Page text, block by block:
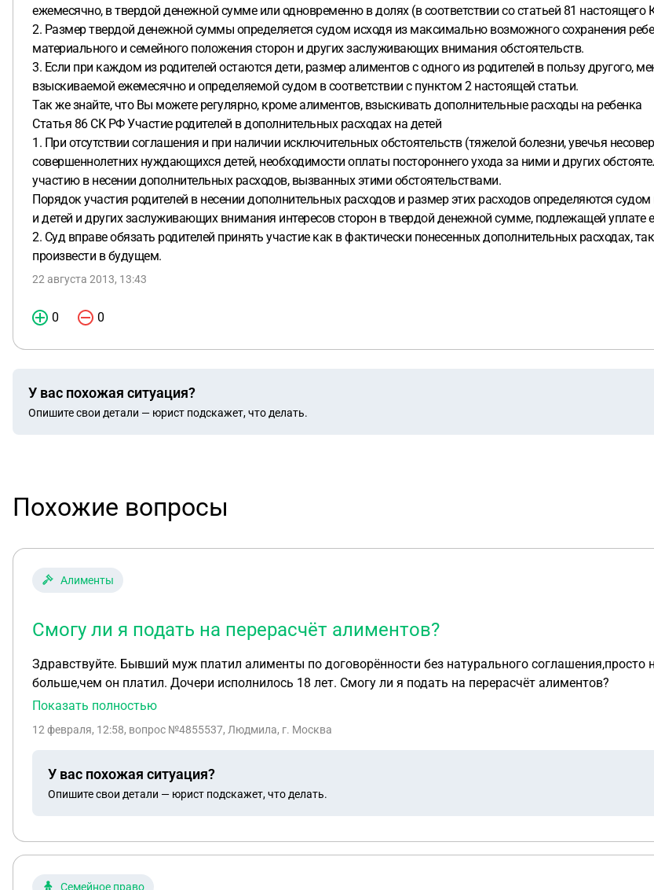
ежемесячно, в твердой денежной сумме или одновременно в долях (в соответствии со статьей 81
2. Размер твердой денежной суммы определяется судом исходя из максимально возможного сохранения
материального и семейного положения сторон и других заслуживающих внимания обстоятельств.
3. Если при каждом из родителей остаются дети, размер алиментов с одного из родителей в пользу другого,
взыскиваемой ежемесячно и определяемой судом в соответствии с пунктом 2 настоящей статьи.
Так же знайте, что Вы можете регулярно, кроме алиментов, взыскивать дополнительные расходы на ребенка
Статья 86 СК РФ Участие родителей в дополнительных расходах на детей
1. При отсутствии соглашения и при наличии исключительных обстоятельств (тяжелой болезни, увечья
совершеннолетних нуждающихся детей, необходимости оплаты постороннего ухода за ними и других
участию в несении дополнительных расходов, вызванных этими обстоятельствами.
Порядок участия родителей в несении дополнительных расходов и размер этих расходов определяются
и детей и других заслуживающих внимания интересов сторон в твердой денежной сумме, подлежащей уплате
2. Суд вправе обязать родителей принять участие как в фактически понесенных дополнительных расходах,
произвести в будущем.
22 августа 2013, 13:43
0 0
У вас похожая ситуация?
Опишите свои детали — юрист подскажет, что делать.
Похожие вопросы
Алименты
Смогу ли я подать на перерасчёт алиментов?
Здравствуйте. Бывший муж платил алименты по договорённости без натурального соглашения,просто на словах. Как я потом узнала, ЗП у него
больше,чем он платил. Дочери исполнилось 18 лет. Смогу ли я подать на перерасчёт алиментов?
Показать полностью
12 февраля, 12:58, вопрос №4855537, Людмила, г. Москва
У вас похожая ситуация?
Опишите свои детали — юрист подскажет, что делать.
Семейное право